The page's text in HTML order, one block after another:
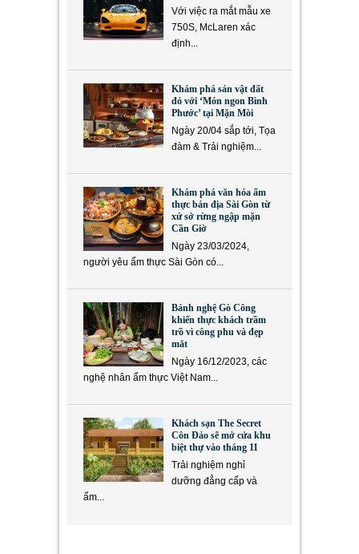
Với việc ra mắt mẫu xe
750S, McLaren xác
định...
Khám phá sản vật đất
đỏ với ‘Món ngon Bình
Phước’ tại Mặn Mòi
Ngày 20/04 sắp tới, Tọa
đàm & Trải nghiệm...
Khám phá văn hóa ẩm
thực bản địa Sài Gòn từ
xứ sở rừng ngập mặn
Cần Giờ
Ngày 23/03/2024,
người yêu ẩm thực Sài Gòn có...
Bánh nghệ Gò Công
khiến thực khách trầm
trồ vì công phu và đẹp
mắt
Ngày 16/12/2023, các
nghệ nhân ẩm thực Việt Nam...
Khách sạn The Secret
Côn Đảo sẽ mở cửa khu
biệt thự vào tháng 11
Trải nghiệm nghỉ
dưỡng đẳng cấp và
ẩm...